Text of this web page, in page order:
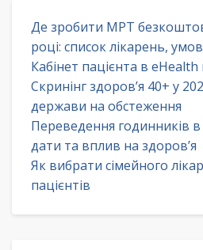
Де зробити МРТ
році: список лікарень,
Кабінет пацієнта в
Скринінг здоров’я 40+ у
держави на обстеження
Переведення годинників в
дати та вплив на здоров’я
Як вибрати сімейного
пацієнтів